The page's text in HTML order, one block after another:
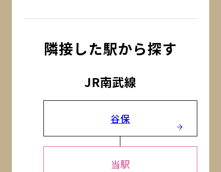
隣接した駅から探す
JR南武線
谷保
当駅